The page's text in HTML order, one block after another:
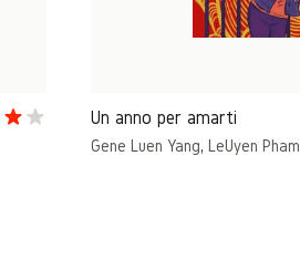
Un anno per amarti
Gene Luen Yang, LeUyen Pham